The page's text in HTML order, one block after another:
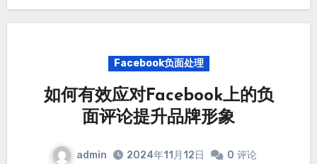
Facebook负面处理
如何有效应对Facebook上的负
面评论提升品牌形象
admin 2024年11月12日 0 评论